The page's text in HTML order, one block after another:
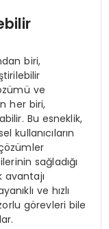
biri,
ve
her biri,
Bu esneklik,
kullanıcıların
sağladığı
ve hızlı
görevleri bile